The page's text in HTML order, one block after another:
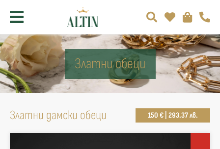
Златни обеци
Златни дамски обеци 150 € | 293.37 лв.